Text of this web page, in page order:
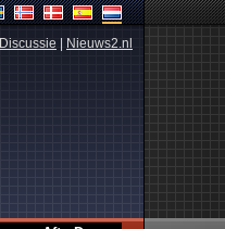
Discussie Nieuws2.nl